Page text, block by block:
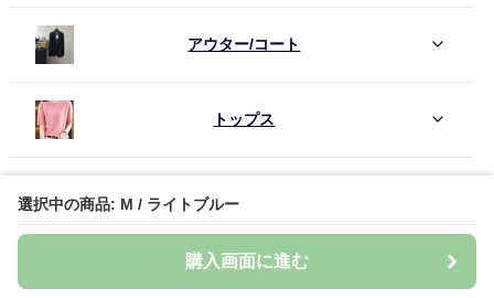
選択中の商品: M / ライトブルー
購入画面に進む
アウター/コート
トップス
スカート